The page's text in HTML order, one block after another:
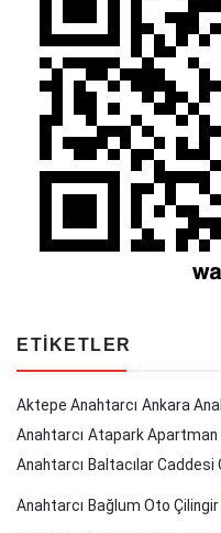
ETIKETLER
Aktepe Anahtarcı Ankara
Anahtarcı Atapark Apartman
Anahtarcı Baltacılar Caddesi
Anahtarcı Bağlum Oto Çilingir